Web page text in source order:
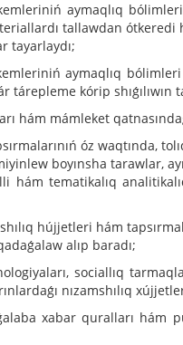
aymaqlıq
tallawdan ótkeredi
tayarlaydı;
aymaqlıq
tárepleme kórip
hám mámleket
óz waqtında,
boyınsha tarawlar,
hám tematikalıq
hújjetleri hám
alıp baradı;
sociallıq
nızamshılıq
xabar quralları hám